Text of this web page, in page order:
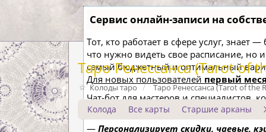
Сервис онлайн-записи на
Тот, кто работает в сфере услуг, знает
что нужно видеть свое расписание,
самый бюджетный и оптимальный
Для новых пользователей первый
Чат-бот для мастеров и специалистов,
—Сам записывает клиентов и
— Персонализирует скидки, чаевые,
Таро Ренессанса (Tarot of
Колоды таро Таро Ренессанса (Tarot of the
Колода Все карты Старшие арканы